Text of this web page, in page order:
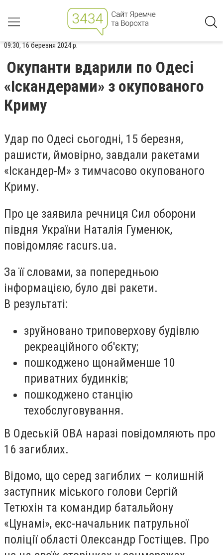
09:30, 16 березня 2024 р.
Окупанти вдарили по Одесі
«Іскандерами» з окупованого
Криму
Удар по Одесі сьогодні, 15 березня,
рашисти, ймовірно, завдали ракетами
«Іскандер-М» з тимчасово окупованого
Криму.
Про це заявила речниця Сил оборони
півдня України Наталія Гуменюк,
повідомляє racurs.ua.
За її словами, за попередньою
інформацією, було дві ракети.
В результаті:
зруйновано триповерхову будівлю
рекреаційного об'єкту;
пошкоджено щонайменше 10
приватних будинків;
пошкоджено станцію
техобслуговування.
В Одеській ОВА наразі повідомляють про
16 загиблих.
Відомо, що серед загиблих — колишній
заступник міського голови Сергій
Тетюхін та командир батальйону
«Цунамі», екс-начальник патрульної
поліції області Олександр Гостіщев. Про